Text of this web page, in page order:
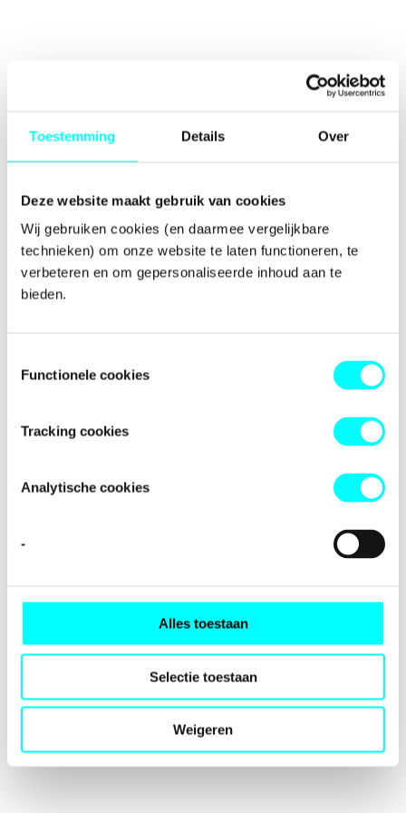
Toestemming Details Over
Deze website maakt gebruik van cookies
Wij gebruiken cookies (en daarmee vergelijkbare
technieken) om onze website te laten functioneren, te
verbeteren en om gepersonaliseerde inhoud aan te
bieden.
Functionele cookies
Tracking cookies
Analytische cookies
-
Alles toestaan
Selectie toestaan
Weigeren
-side exception has occurred while
browser consolefor